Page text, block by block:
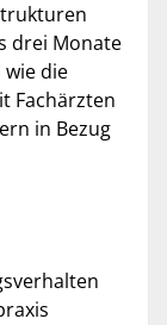
drei Monate
die
Fachärzten
in Bezug